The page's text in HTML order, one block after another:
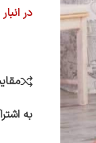
در
به